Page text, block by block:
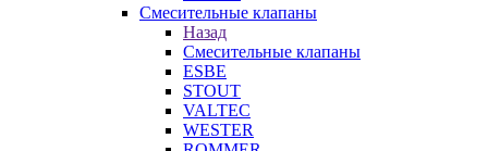
Смесительные клапаны
Назад
Смесительные клапаны
ESBE
STOUT
VALTEC
WESTER